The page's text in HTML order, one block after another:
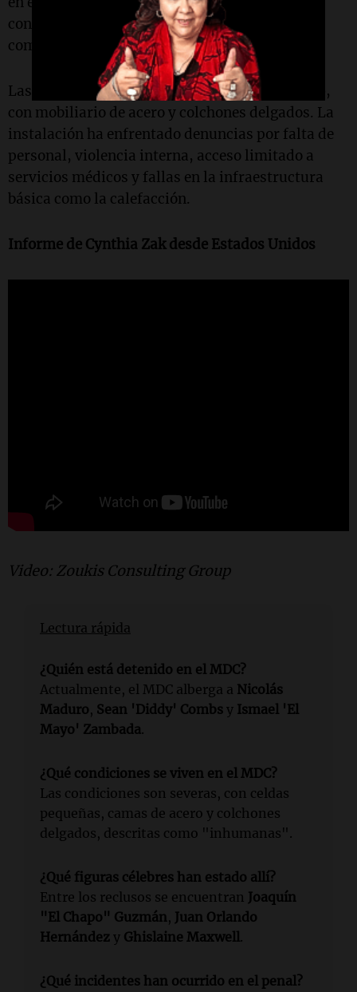
condiciones severas, descritas por exreclusos
como "inhumanas".
Las celdas son pequeñas (aprox. 2.5 x 3 metros),
con mobiliario de acero y colchones delgados. La
instalación ha enfrentado denuncias por falta de
personal, violencia interna, acceso limitado a
servicios médicos y fallas en la infraestructura
básica como la calefacción.
Informe de Cynthia Zak desde Estados Unidos
Video: Zoukis Consulting Group
Lectura rápida
¿Quién está detenido en el MDC?
Actualmente, el MDC alberga a Nicolás
Maduro, Sean 'Diddy' Combs y Ismael 'El
Mayo' Zambada.
¿Qué condiciones se viven en el MDC?
Las condiciones son severas, con celdas
pequeñas, camas de acero y colchones
delgados, descritas como "inhumanas".
¿Qué figuras célebres han estado allí?
Entre los reclusos se encuentran Joaquín
"El Chapo" Guzmán, Juan Orlando
Hernández y Ghislaine Maxwell.
¿Qué incidentes han ocurrido en el penal?